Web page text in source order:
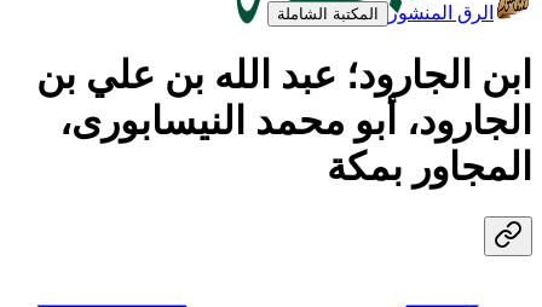
الرق المنشور المكتبة الشاملة
ابن الجارود؛ عبد الله بن علي بن
الجارود، أبو محمد النيسابورى،
المجاور بمكة